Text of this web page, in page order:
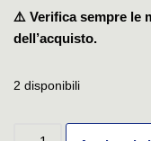
⚠️ Verifica sempre le
dell’acquisto.
2 disponibili